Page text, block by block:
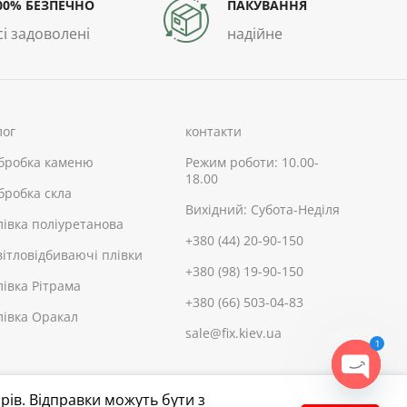
БЕЗПЕЧНО
задоволені
ПАКУВАННЯ
надійне
каменю
скла
поліуретанова
плівки
Рітрама
Оракал
контакти
Режим роботи: 10.00-
18.00
Вихідний: Субота-Неділя
+380 (44) 20-90-150
+380 (98) 19-90-150
+380 (66) 503-04-83
sale@fix.kiev.ua
Відправки можуть бути з
1